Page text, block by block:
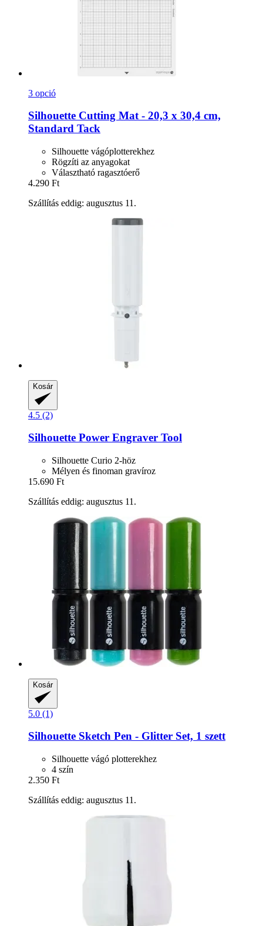
3 opció
Silhouette Cutting Mat -​ 20,3 x 30,4 cm,
Standard Tack
Silhouette vágóplotterekhez
Rögzíti az anyagokat
Választható ragasztóerő
4.290 Ft
Szállítás eddig: augusztus 11.
Kosár
4.5 (2)
Silhouette Power Engraver Tool
Silhouette Curio 2-höz
Mélyen és finoman gravíroz
15.690 Ft
Szállítás eddig: augusztus 11.
Kosár
5.0 (1)
Silhouette Sketch Pen -​ Glitter Set, 1 szett
Silhouette vágó plotterekhez
4 szín
2.350 Ft
Szállítás eddig: augusztus 11.